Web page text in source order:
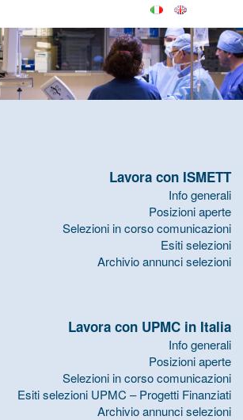
Lavora con ISMETT
Info generali
Posizioni aperte
Selezioni in corso comunicazioni
Esiti selezioni
Archivio annunci selezioni
Lavora con UPMC in Italia
Info generali
Posizioni aperte
Selezioni in corso comunicazioni
Esiti selezioni UPMC – Progetti Finanziati
Archivio annunci selezioni